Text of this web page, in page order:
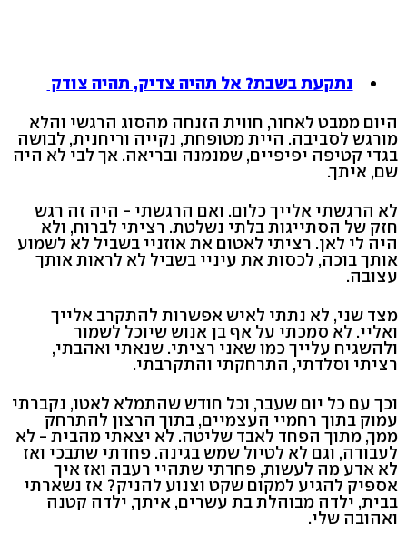
נתקעת בשבת? אל תהיה צדיק, תהיה צודק
היום ממבט לאחור, חווית הזנחה מהסוג הרגשי והלא
מורגש לסביבה. היית מטופחת, נקייה וריחנית, לבושה
בגדי קטיפה יפיפיים, שמנמנה ובריאה. אך לבי לא היה
שם, איתך.
לא הרגשתי אלייך כלום. ואם הרגשתי - היה זה רגש
חזק של הסתייגות בלתי נשלטת. רציתי לברוח, ולא
היה לי לאן. רציתי לאטום את אוזניי בשביל לא לשמוע
אותך בוכה, לכסות את עיניי בשביל לא לראות אותך
עצובה.
מצד שני, לא נתתי לאיש אפשרות להתקרב אלייך
ואליי. לא סמכתי על אף בן אנוש שיוכל לשמור
ולהשגיח עלייך כמו שאני רציתי. שנאתי ואהבתי,
רציתי וסלדתי, התרחקתי והתקרבתי.
וכך עם כל יום שעבר, וכל חודש שהתמלא לאטו, נקברתי
עמוק בתוך רחמיי העצמיים, בתוך הרצון להתרחק
ממך, מתוך הפחד לאבד שליטה. לא יצאתי מהבית - לא
לעבודה, וגם לא לטיול שמש בגינה. פחדתי שתבכי ואז
לא אדע מה לעשות, פחדתי שתהיי רעבה ואז איך
אספיק להגיע למקום שקט וצנוע להניק? אז נשארתי
בבית, ילדה מבוהלת בת עשרים, איתך, ילדה קטנה
ואהובה שלי.